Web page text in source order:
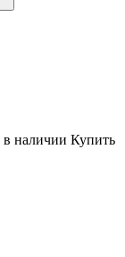
в наличии Купить